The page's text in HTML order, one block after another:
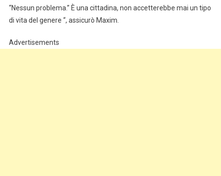
“Nessun problema.” È una cittadina, non accetterebbe mai un tipo
di vita del genere “, assicurò Maxim.
Advertisements